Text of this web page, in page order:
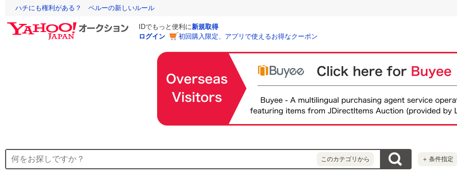
ハチにも権利がある？ ペルーの新しいルール
IDでもっと便利に新規取得
ログイン
初回購入限定、アプリで使えるお得なクーポン
このカテゴリから ＋ 条件指定